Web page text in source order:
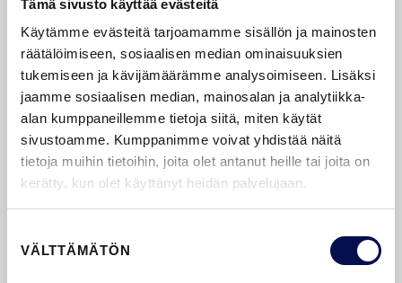
Tämä sivusto käyttää evästeitä
Käytämme evästeitä tarjoamamme sisällön ja mainosten
räätälöimiseen, sosiaalisen median ominaisuuksien
tukemiseen ja kävijämäärämme analysoimiseen. Lisäksi
jaamme sosiaalisen median, mainosalan ja analytiikka-
alan kumppaneillemme tietoja siitä, miten käytät
sivustoamme. Kumppanimme voivat yhdistää näitä
tietoja muihin tietoihin, joita olet antanut heille tai joita on
kerätty, kun olet käyttänyt heidän palvelujaan.
valinta
VÄLTTÄMÄTÖN
OVIEN LASIAUKOT